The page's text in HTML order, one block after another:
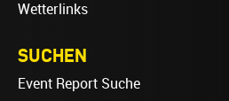
Wetterlinks
SUCHEN
Event Report Suche